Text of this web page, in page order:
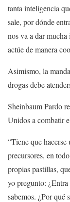
tanta inteligencia
sale, por dónde
nos va a dar
actúe de manera
Asimismo, la
drogas debe
Sheinbaum Pardo
Unidos a combatir
“Tiene que
precursores, en
propias pastillas,
yo pregunto:
sabemos. ¿Por qué